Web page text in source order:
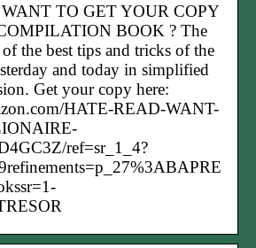
TO GET YOUR COPY
BOOK ? The
the best tips and tricks of the
and today in simplified
Get your copy here:
HATE-READ-WANT-
ref=sr_1_4?